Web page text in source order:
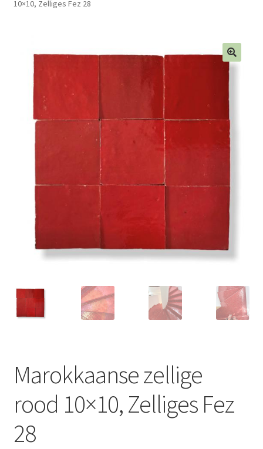
10×10, Zelliges Fez 28
Marokkaanse zellige
rood 10×10, Zelliges Fez
28